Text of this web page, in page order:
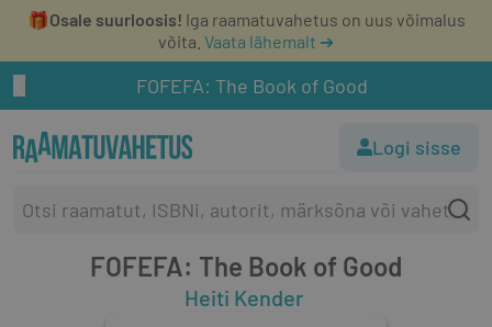
🎁Osale suurloosis! Iga raamatuvahetus on uus võimalus
võita. Vaata lähemalt ➔
FOFEFA: The Book of Good
Logi sisse
FOFEFA: The Book of Good
Heiti Kender